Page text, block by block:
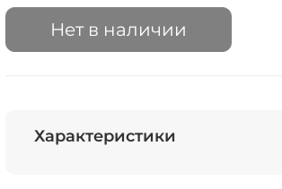
Нет в наличии
Характеристики